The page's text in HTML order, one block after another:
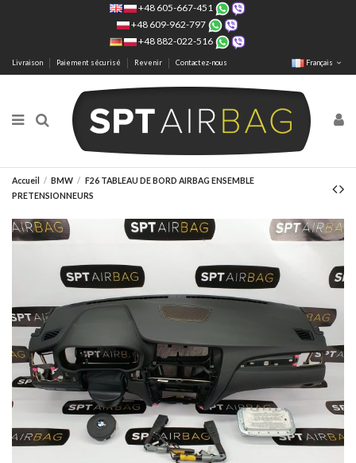
+48 605-667-451
+48 609-962-797
+48 882-022-516
Livraison Paiement sécurisé Revenir Contactez-nous Français
Accueil BMW
F26 TABLEAU DE BORD AIRBAG ENSEMBLE
PRETENSIONNEURS